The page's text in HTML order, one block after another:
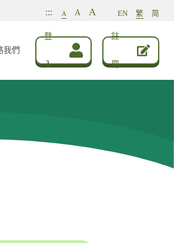
::: A A A EN 繁 简
我們
登
入
註
冊